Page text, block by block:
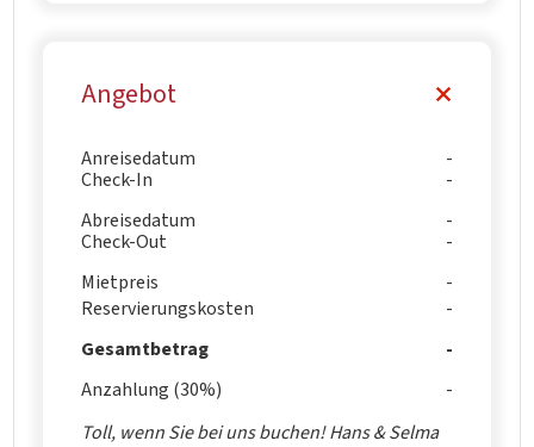
Angebot
Anreisedatum
Check-In
Abreisedatum
Check-Out
Mietpreis
Reservierungskosten
Gesamtbetrag
Anzahlung (30%)
Toll, wenn Sie bei uns buchen! Hans & Selma